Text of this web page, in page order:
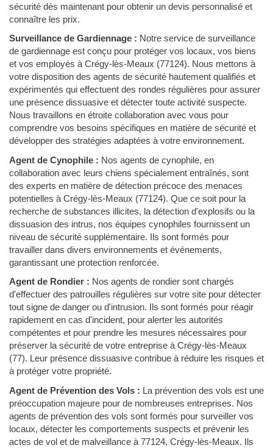
sécurité dès maintenant pour obtenir un devis personnalisé et
connaître les prix.
Surveillance de Gardiennage : Notre service de surveillance
de gardiennage est conçu pour protéger vos locaux, vos biens
et vos employés à Crégy-lès-Meaux (77124). Nous mettons à
votre disposition des agents de sécurité hautement qualifiés et
expérimentés qui effectuent des rondes régulières pour assurer
une présence dissuasive et détecter toute activité suspecte.
Nous travaillons en étroite collaboration avec vous pour
comprendre vos besoins spécifiques en matière de sécurité et
développer des stratégies adaptées à votre environnement.
Agent de Cynophile : Nos agents de cynophile, en
collaboration avec leurs chiens spécialement entraînés, sont
des experts en matière de détection précoce des menaces
potentielles à Crégy-lès-Meaux (77124). Que ce soit pour la
recherche de substances illicites, la détection d'explosifs ou la
dissuasion des intrus, nos équipes cynophiles fournissent un
niveau de sécurité supplémentaire. Ils sont formés pour
travailler dans divers environnements et événements,
garantissant une protection renforcée.
Agent de Rondier : Nos agents de rondier sont chargés
d'effectuer des patrouilles régulières sur votre site pour détecter
tout signe de danger ou d'intrusion. Ils sont formés pour réagir
rapidement en cas d'incident, pour alerter les autorités
compétentes et pour prendre les mesures nécessaires pour
préserver la sécurité de votre entreprise à Crégy-lès-Meaux
(77). Leur présence dissuasive contribue à réduire les risques et
à protéger votre propriété.
Agent de Prévention des Vols : La prévention des vols est une
préoccupation majeure pour de nombreuses entreprises. Nos
agents de prévention des vols sont formés pour surveiller vos
locaux, détecter les comportements suspects et prévenir les
actes de vol et de malveillance à 77124, Crégy-lès-Meaux. Ils